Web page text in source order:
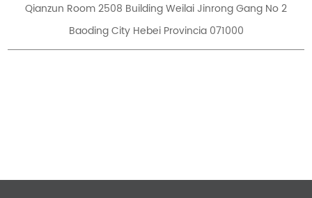
Qianzun Room 2508 Building Weilai Jinrong Gang No 2
Baoding City Hebei Provincia 071000